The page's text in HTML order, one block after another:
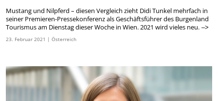
Mustang und Nilpferd – diesen Vergleich zieht Didi Tunkel mehrfach in
seiner Premieren-Pressekonferenz als Geschäftsführer des Burgenland
Tourismus am Dienstag dieser Woche in Wien. 2021 wird vieles neu.–>
23. Februar2021 | Österreich